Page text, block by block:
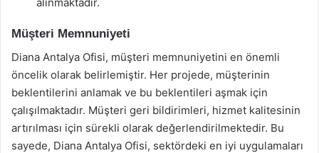
Müşteri Memnuniyeti
Diana Antalya Ofisi, müşteri memnuniyetini en önemli
öncelik olarak belirlemiştir. Her projede, müşterinin
beklentilerini anlamak ve bu beklentileri aşmak için
çalışılmaktadır. Müşteri geri bildirimleri, hizmet kalitesinin
artırılması için sürekli olarak değerlendirilmektedir. Bu
sayede, Diana Antalya Ofisi, sektördeki en iyi uygulamaları